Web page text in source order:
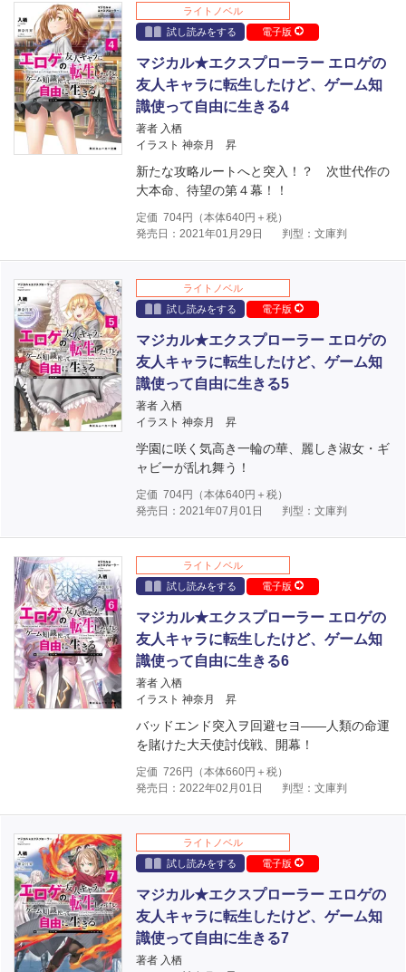
ライトノベル
試し読みをする
電子版
マジカル★エクスプローラー エロゲの
友人キャラに転生したけど、ゲーム知
識使って自由に生きる4
著者 入栖
イラスト 神奈月 昇
新たな攻略ルートへと突入！？ 次世代作の
大本命、待望の第４幕！！
定価 704円（本体640円＋税）
発売日：2021年01月29日
判型：文庫判
ライトノベル
試し読みをする
電子版
マジカル★エクスプローラー エロゲの
友人キャラに転生したけど、ゲーム知
識使って自由に生きる5
著者 入栖
イラスト 神奈月 昇
学園に咲く気高き一輪の華、麗しき淑女・ギ
ャビーが乱れ舞う！
定価 704円（本体640円＋税）
発売日：2021年07月01日
判型：文庫判
ライトノベル
試し読みをする
電子版
マジカル★エクスプローラー エロゲの
友人キャラに転生したけど、ゲーム知
識使って自由に生きる6
著者 入栖
イラスト 神奈月 昇
バッドエンド突入ヲ回避セヨ――人類の命運
を賭けた大天使討伐戦、開幕！
定価 726 円（本体660円＋税）
発売日：2022年02月01日
判型：文庫判
ライトノベル
試し読みをする
電子版
マジカル★エクスプローラー エロゲの
友人キャラに転生したけど、ゲーム知
識使って自由に生きる7
著者 入栖